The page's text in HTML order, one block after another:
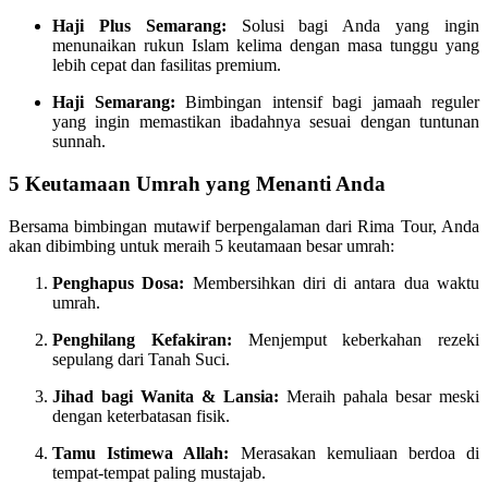
Haji Plus Semarang: Solusi bagi Anda yang ingin
menunaikan rukun Islam kelima dengan masa tunggu yang
lebih cepat dan fasilitas premium.
Haji Semarang: Bimbingan intensif bagi jamaah reguler
yang ingin memastikan ibadahnya sesuai dengan tuntunan
sunnah.
5 Keutamaan Umrah yang Menanti Anda
Bersama bimbingan mutawif berpengalaman dari Rima Tour, Anda
akan dibimbing untuk meraih 5 keutamaan besar umrah:
Penghapus Dosa: Membersihkan diri di antara dua waktu
umrah.
Penghilang Kefakiran: Menjemput keberkahan rezeki
sepulang dari Tanah Suci.
Jihad bagi Wanita & Lansia: Meraih pahala besar meski
dengan keterbatasan fisik.
Tamu Istimewa Allah: Merasakan kemuliaan berdoa di
tempat-tempat paling mustajab.